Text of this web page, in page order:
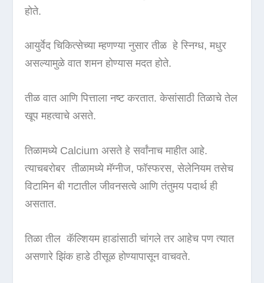
होते.
आयुर्वेद चिकित्सेच्या म्हणण्या नुसार तीळ हे स्निग्ध, मधुर
असल्यामुळे वात शमन होण्यास मदत होते.
तीळ वात आणि पित्ताला नष्ट करतात. केसांसाठी तिळाचे तेल
खूप महत्वाचे असते.
तिळामध्ये Calcium असते हे सर्वांनाच माहीत आहे.
त्याचबरोबर तीळामध्ये मॅग्नीज, फॉस्फरस, सेलेनियम तसेच
विटामिन बी गटातील जीवनसत्वे आणि तंतुमय पदार्थ ही
असतात.
तिळा तील कॅल्शियम हाडांसाठी चांगले तर आहेच पण त्यात
असणारे झिंक हाडे ठीसूळ होण्यापासून वाचवते.